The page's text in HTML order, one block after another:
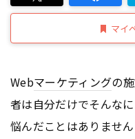
マイ
Webマーケティングの
者は自分だけでそんな
悩んだことはありません